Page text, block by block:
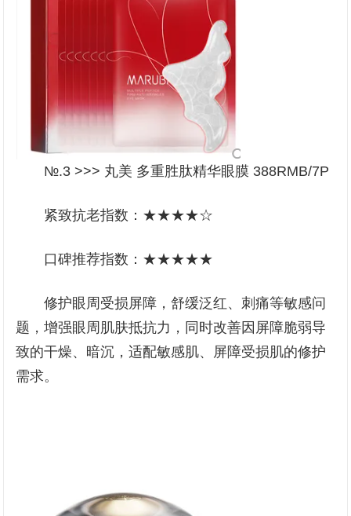
№.3 >>> 丸美 多重胜肽精华眼膜 388RMB/7P
紧致抗老指数：★★★★☆
口碑推荐指数：★★★★★
修护眼周受损屏障，舒缓泛红、刺痛等敏感问
题，增强眼周肌肤抵抗力，同时改善因屏障脆弱导
致的干燥、暗沉，适配敏感肌、屏障受损肌的修护
需求。